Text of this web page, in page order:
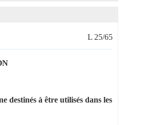
L 25/65
à être utilisés dans les